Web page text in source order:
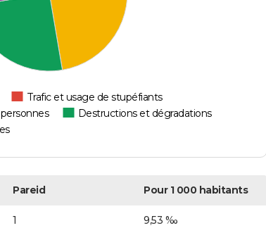
Trafic et usage de stupéfiants
Destructions et dégradations
Pareid Pour 1 000 habitants
1 9,53 ‰